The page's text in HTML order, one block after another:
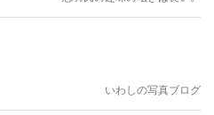
いわしの写真ブログ